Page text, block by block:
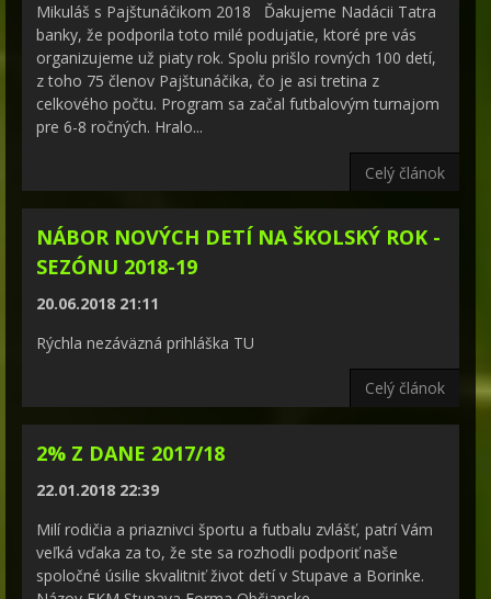
Mikuláš s Pajštunáčikom 2018 Ďakujeme Nadácii Tatra
banky, že podporila toto milé podujatie, ktoré pre vás
organizujeme už piaty rok. Spolu prišlo rovných 100 detí,
z toho 75 členov Pajštunáčika, čo je asi tretina z
celkového počtu. Program sa začal futbalovým turnajom
pre 6-8 ročných. Hralo...
Celý článok
NÁBOR NOVÝCH DETÍ NA ŠKOLSKÝ ROK -
SEZÓNU 2018-19
20.06.2018 21:11
Rýchla nezáväzná prihláška TU
Celý článok
2% Z DANE 2017/18
22.01.2018 22:39
Milí rodičia a priaznivci športu a futbalu zvlášť, patrí Vám
veľká vďaka za to, že ste sa rozhodli podporiť naše
spoločné úsilie skvalitniť život detí v Stupave a Borinke.